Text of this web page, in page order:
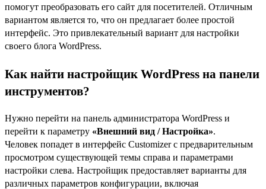
помогут преобразовать его сайт для посетителей. Отличным
вариантом является то, что он предлагает более простой
интерфейс. Это привлекательный вариант для настройки
своего блога WordPress.
Как найти настройщик WordPress на панели
инструментов?
Нужно перейти на панель администратора WordPress и
перейти к параметру «Внешний вид / Настройка».
Человек попадет в интерфейс Customizer с предварительным
просмотром существующей темы справа и параметрами
настройки слева. Настройщик предоставляет варианты для
различных параметров конфигурации, включая